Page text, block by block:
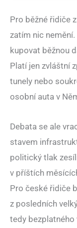
Pro běžné řidiče
zatím nic
kupovat běžnou
Platí jen zvláštní
tunely nebo
osobní auta v
Debata se ale
stavem
politický tlak
v příštích
Pro české řidiče
z posledních
tedy bezplatného